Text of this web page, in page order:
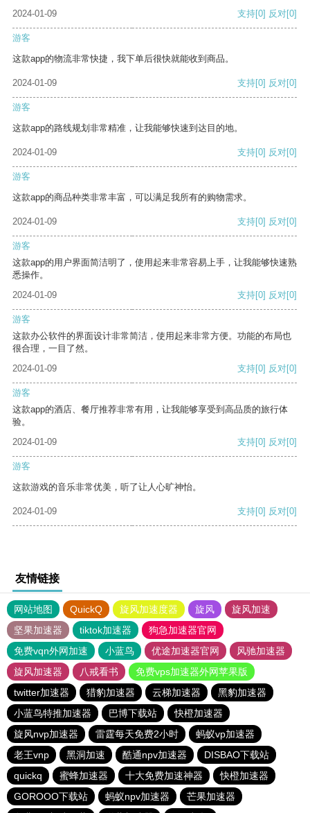
2024-01-09 支持[0] 反对[0]
游客
这款app的物流非常快捷，我下单后很快就能收到商品。
2024-01-09 支持[0] 反对[0]
游客
这款app的路线规划非常精准，让我能够快速到达目的地。
2024-01-09 支持[0] 反对[0]
游客
这款app的商品种类非常丰富，可以满足我所有的购物需求。
2024-01-09 支持[0] 反对[0]
游客
这款app的用户界面简洁明了，使用起来非常容易上手，让我能够快速熟
悉操作。
2024-01-09
支持[0] 反对[0]
游客
这款办公软件的界面设计非常简洁，使用起来非常方便。功能的布局也
很合理，一目了然。
2024-01-09
支持[0] 反对[0]
游客
这款app的酒店、餐厅推荐非常有用，让我能够享受到高品质的旅行体
验。
2024-01-09
支持[0] 反对[0]
游客
这款游戏的音乐非常优美，听了让人心旷神怡。
2024-01-09 支持[0] 反对[0]
友情链接
网站地图 QuickQ 旋风加速度器 旋风
旋风加速
坚果加速器
tiktok加速器
狗急加速器官网
免费vqn外网加速
小蓝鸟 优途加速器官网
风驰加速器
旋风加速器
八戒看书
免费vps加速器外网苹果版
twitter加速器
猎豹加速器 云梯加速器
黑豹加速器
小蓝鸟特推加速器
巴博下载站
快橙加速器
旋风nvp加速器
雷霆每天免费2小时
蚂蚁vp加速器
老王vnp
黑洞加速 酷通npv加速器
DISBAO下载站
quickq
蜜蜂加速器 十大免费加速神器
快橙加速器
GOROOO下载站
蚂蚁npv加速器
芒果加速器